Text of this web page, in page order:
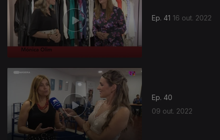
Ep. 41 16 out. 2022
Ep. 40
09 out. 2022